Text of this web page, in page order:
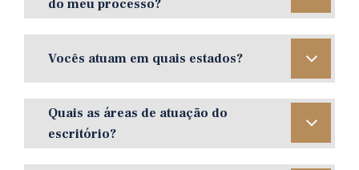
do meu processo?
Vocês atuam em quais estados?
Quais as áreas de atuação do
escritório?